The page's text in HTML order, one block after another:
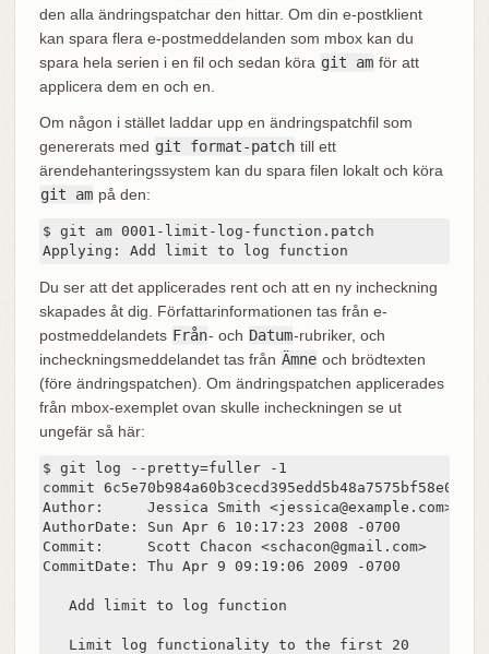
den alla ändringspatchar den hittar. Om din e-postklient
kan spara flera e-postmeddelanden som mbox kan du
spara hela serien i en fil och sedan köra git am för att
applicera dem en och en.
Om någon i stället laddar upp en ändringspatchfil som
genererats med git format-patch till ett
ärendehanteringssystem kan du spara filen lokalt och köra
git am på den:
$ git am 0001-limit-log-function.patch
Applying: Add limit to log function
Du ser att det applicerades rent och att en ny incheckning
skapades åt dig. Författarinformationen tas från e-
postmeddelandets Från- och Datum-rubriker, och
incheckningsmeddelandet tas från Ämne och brödtexten
(före ändringspatchen). Om ändringspatchen applicerades
från mbox-exemplet ovan skulle incheckningen se ut
ungefär så här:
$ git log --pretty=fuller -1
commit 6c5e70b984a60b3cecd395edd5b48a7575bf58e0
Author:     Jessica Smith <jessica@example.com>
AuthorDate: Sun Apr 6 10:17:23 2008 -0700
Commit:     Scott Chacon <schacon@gmail.com>
CommitDate: Thu Apr 9 09:19:06 2009 -0700
   Add limit to log function
   Limit log functionality to the first 20